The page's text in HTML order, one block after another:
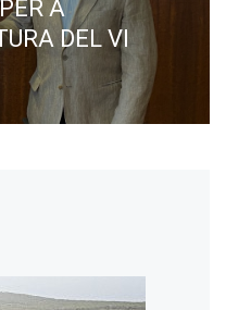
A
DEL VI